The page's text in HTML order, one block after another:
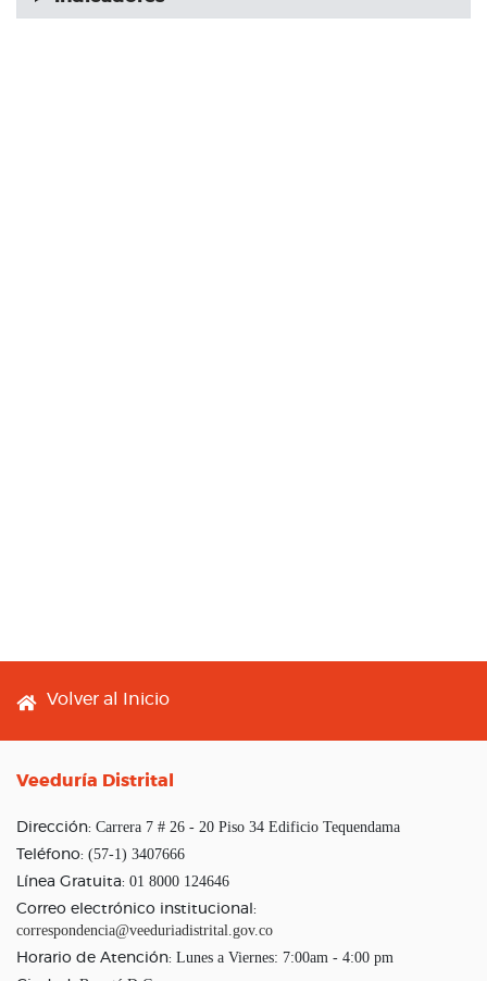
Footer menu
Volver al Inicio
Veeduría Distrital
Dirección: Carrera 7 # 26 - 20 Piso 34 Edificio Tequendama
Teléfono: (57-1) 3407666
Línea Gratuita: 01 8000 124646
Correo electrónico institucional:
correspondencia@veeduriadistrital.gov.co
Horario de Atención: Lunes a Viernes: 7:00am - 4:00 pm